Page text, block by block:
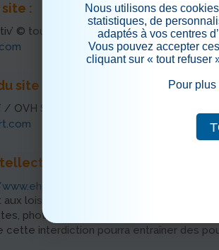
:
© tous droits réservés
site :
/ OVH SAS
:
manosque.fr
aux lois régissant les droits de
photos, éléments graphiques...) est
cette interdiction pourra entraîner des
Nous utilisons des
statistiques, de
adaptés à vos centres
Vous pouvez accepter
cliquant sur « tout refuser
Pour